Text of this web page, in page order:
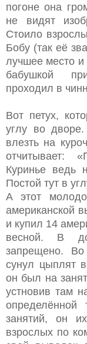
погоне она
не видят
Стоило
Бобу (так её
лучшее место и
бабушкой
проходил в
Вот петух,
углу во
влезть на
отчитывает:
Куринье ведь
Постой тут в
А этот
американской
и купил 14
весной. В
запрещено.
сунул цыплят
он был на
устновив там
определённой
занятий, он
взрослых по